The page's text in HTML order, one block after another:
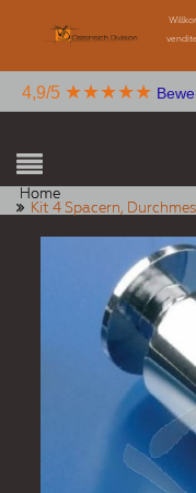
4,9/5 ★★★★★
Home
Kit 4 Spacern,